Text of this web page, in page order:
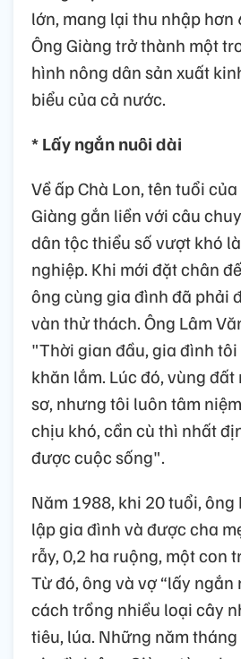
lớn, mang lại thu nhập hơn
Ông Giàng trở thành một
hình nông dân sản xuất
biểu của cả nước.
* Lấy ngắn nuôi dài
Về ấp Chà Lon, tên tuổi
Giàng gắn liền với câu
dân tộc thiểu số vượt khó
nghiệp. Khi mới đặt chân
ông cùng gia đình đã phải
vàn thử thách. Ông Lâm
"Thời gian đầu, gia đình
khăn lắm. Lúc đó, vùng
sơ, nhưng tôi luôn tâm
chịu khó, cần cù thì nhất
được cuộc sống".
Năm 1988, khi 20 tuổi, ông
lập gia đình và được cha
rẫy, 0,2 ha ruộng, một con
Từ đó, ông và vợ “lấy ngắn
cách trồng nhiều loại cây
tiêu, lúa. Những năm